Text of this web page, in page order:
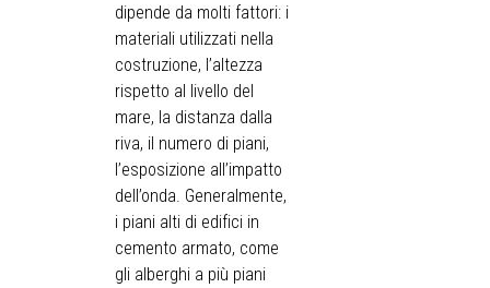
dipende da molti fattori: i
materiali utilizzati nella
costruzione, l’altezza
rispetto al livello del
mare, la distanza dalla
riva, il numero di piani,
l’esposizione all’impatto
dell’onda. Generalmente,
i piani alti di edifici in
cemento armato, come
gli alberghi a più piani